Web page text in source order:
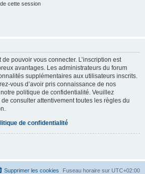
cette session
pouvoir vous connecter. L’inscription est
avantages. Les administrateurs du forum
supplémentaires aux utilisateurs inscrits.
vous d’avoir pris connaissance de nos
politique de confidentialité. Veuillez
consulter attentivement toutes les règles du
de confidentialité
Fuseau horaire sur UTC+02:00
Supprimer les cookies